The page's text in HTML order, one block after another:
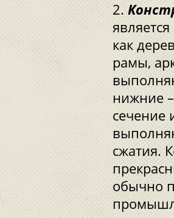
как
рамы,
нижние
сечение
сжатия.
обычно